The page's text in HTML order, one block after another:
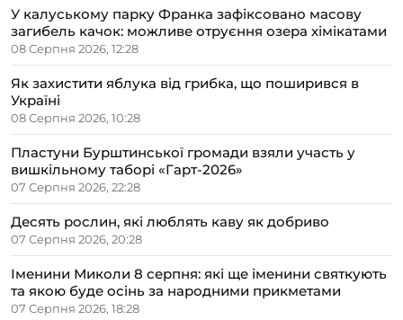
У калуському парку Франка зафіксовано масову
загибель качок: можливе отруєння озера хімікатами
08 Серпня 2026, 12:28
Як захистити яблука від грибка, що поширився в
Україні
08 Серпня 2026, 10:28
Пластуни Бурштинської громади взяли участь у
вишкільному таборі «Гарт-2026»
07 Серпня 2026, 22:28
Десять рослин, які люблять каву як добриво
07 Серпня 2026, 20:28
Іменини Миколи 8 серпня: які ще іменини святкують
та якою буде осінь за народними прикметами
07 Серпня 2026, 18:28